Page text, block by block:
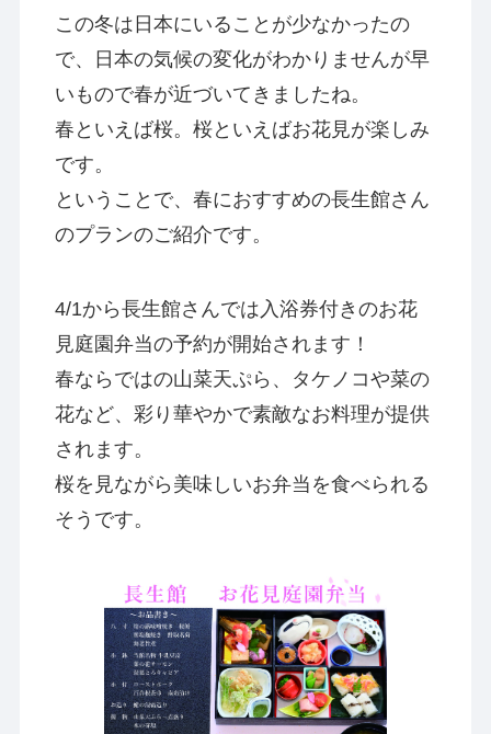
この冬は日本にいることが少なかったの
で、日本の気候の変化がわかりませんが早
いもので春が近づいてきましたね。
春といえば桜。桜といえばお花見が楽しみ
です。
ということで、春におすすめの長生館さん
のプランのご紹介です。
4/1から長生館さんでは入浴券付きのお花
見庭園弁当の予約が開始されます！
春ならではの山菜天ぷら、タケノコや菜の
花など、彩り華やかで素敵なお料理が提供
されます。
桜を見ながら美味しいお弁当を食べられる
そうです。